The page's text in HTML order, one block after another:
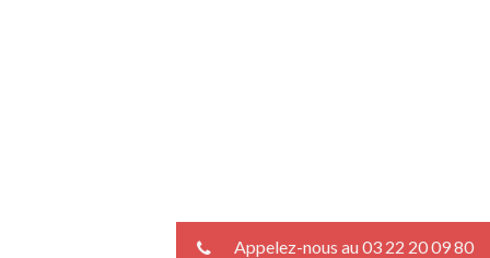
Appelez-nous au 03 22 20 09 80